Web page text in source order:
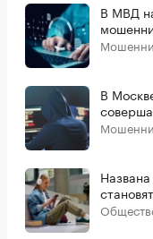
В МВД
В